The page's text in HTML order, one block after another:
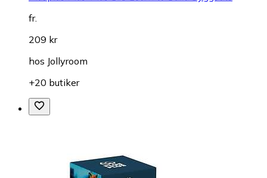
fr.
209 kr
hos Jollyroom
+20 butiker